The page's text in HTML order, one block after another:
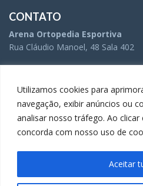
Utilizamos cookies para
navegação, exibir anúncios ou
analisar nosso tráfego. Ao clicar
concorda com nosso uso de
Aceitar
CONTATO
Arena Ortopedia Esportiva
Rua Cláudio Manoel, 48 Sala 402
(31) 3504-5005
(31) 3283-9738
A Comunicação da Arena Ortopedia